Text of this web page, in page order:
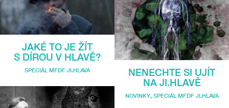
JAKÉ TO JE ŽÍT
S DÍROU V HLAVĚ?
SPECIÁL MFDF JI.HLAVA
NENECHTE SI UJÍT
NA JI.HLAVĚ
NOVINKY, SPECIÁL MFDF JI.HLAVA